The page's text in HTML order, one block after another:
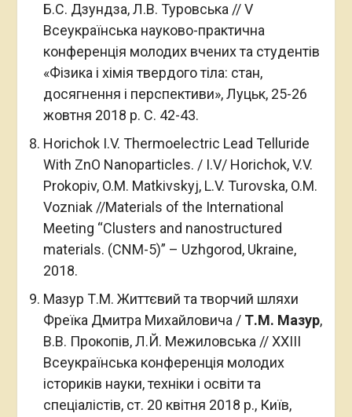
Б.С. Дзундза, Л.В. Туровська // V
Всеукраїнська науково-практична
конференція молодих вчених та студентів
«Фізика і хімія твердого тіла: стан,
досягнення і перспективи», Луцьк, 25-26
жовтня 2018 р. С. 42-43.
Horichok I.V. Thermoelectric Lead Telluride
With ZnO Nanoparticles. / I.V/ Horichok, V.V.
Prokopiv, O.M. Matkivskyj, L.V. Turovska, O.M.
Vozniak //Materials of the International
Meeting “Clusters and nanostructured
materials. (CNM-5)” – Uzhgorod, Ukraine,
2018.
Мазур Т.М. Життєвий та творчий шляхи
Фреїка Дмитра Михайловича / Т.М. Мазур,
В.В. Прокопів, Л.Й. Межиловська // ХXIII
Всеукраїнська конференція молодих
істориків науки, техніки і освіти та
спеціалістів, ст. 20 квітня 2018 р., Київ,